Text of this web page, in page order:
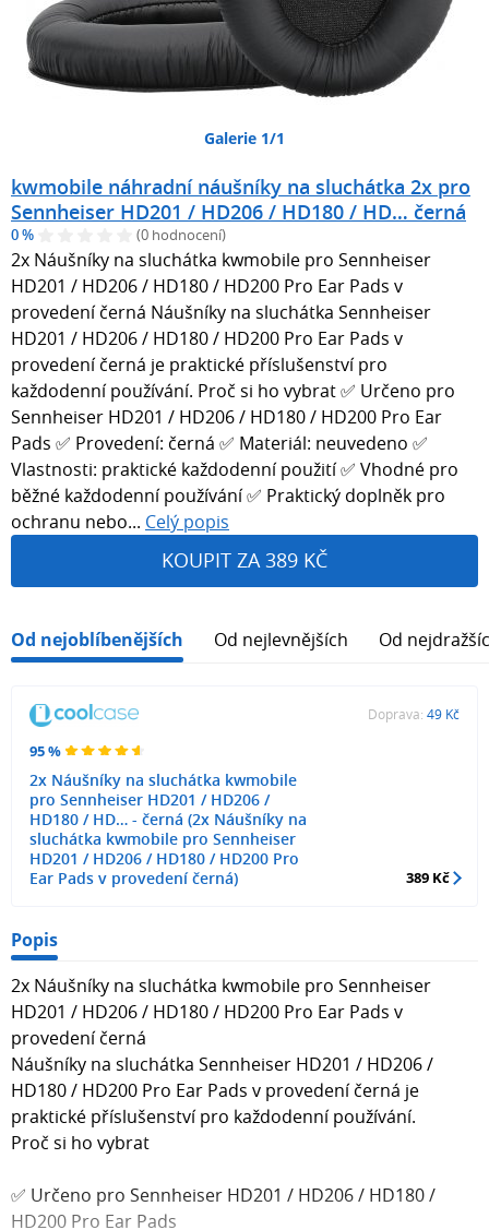
Galerie 1/1
kwmobile náhradní náušníky na sluchátka 2x pro
Sennheiser HD201 / HD206 / HD180 / HD… černá
0 % (0 hodnocení)
2x Náušníky na sluchátka kwmobile pro Sennheiser
HD201 / HD206 / HD180 / HD200 Pro Ear Pads v
provedení černá Náušníky na sluchátka Sennheiser
HD201 / HD206 / HD180 / HD200 Pro Ear Pads v
provedení černá je praktické příslušenství pro
každodenní používání. Proč si ho vybrat ✅ Určeno pro
Sennheiser HD201 / HD206 / HD180 / HD200 Pro Ear
Pads ✅ Provedení: černá ✅ Materiál: neuvedeno ✅
Vlastnosti: praktické každodenní použití ✅ Vhodné pro
běžné každodenní používání ✅ Praktický doplněk pro
ochranu nebo... Celý popis
KOUPIT ZA 389 KČ
Od nejoblíbenějších Od nejlevnějších Od
95 %
2x Náušníky na sluchátka kwmobile
pro Sennheiser HD201 / HD206 /
HD180 / HD… - černá (2x Náušníky na
sluchátka kwmobile pro Sennheiser
HD201 / HD206 / HD180 / HD200 Pro
Ear Pads v provedení černá)
Doprava: 49 Kč
389 Kč
Popis
2x Náušníky na sluchátka kwmobile pro Sennheiser
HD201 / HD206 / HD180 / HD200 Pro Ear Pads v
provedení černá
Náušníky na sluchátka Sennheiser HD201 / HD206 /
HD180 / HD200 Pro Ear Pads v provedení černá je
praktické příslušenství pro každodenní používání.
Proč si ho vybrat
✅ Určeno pro Sennheiser HD201 / HD206 / HD180 /
HD200 Pro Ear Pads